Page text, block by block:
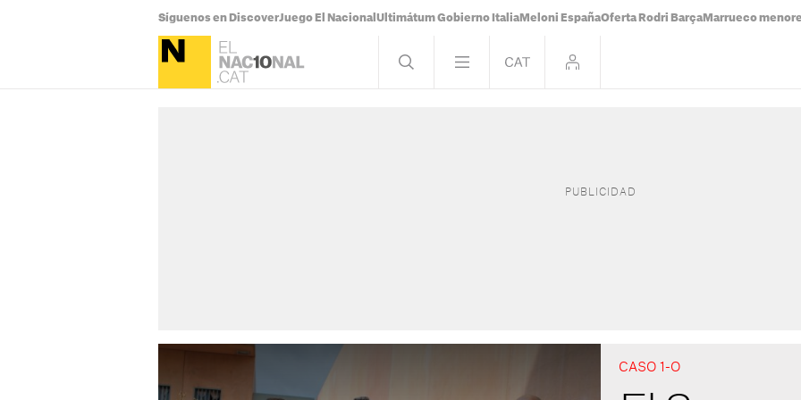
Síguenos en DiscoverJuego El Nacional Ultimátum Gobierno Italia Meloni EspañaOferta Rodri Barça Marrueco
CASO 1-O